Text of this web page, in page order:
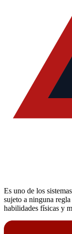
Es uno de los
sujeto a ninguna
habilidades físicas y